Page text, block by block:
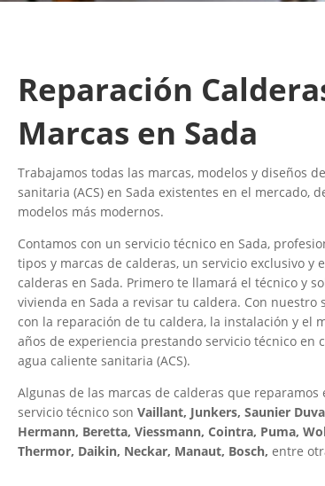
Reparación
Marcas en Sada
Trabajamos todas las marcas, modelos y diseños
sanitaria (ACS) en Sada existentes en el mercado,
modelos más modernos.
Contamos con un servicio técnico en Sada,
tipos y marcas de calderas, un servicio exclusivo y
calderas en Sada. Primero te llamará el técnico y
vivienda en Sada a revisar tu caldera. Con nuestro
con la reparación de tu caldera, la instalación y el
años de experiencia prestando servicio técnico en
agua caliente sanitaria (ACS).
Algunas de las marcas de calderas que
servicio técnico son Vaillant, Junkers, Saunier
Hermann, Beretta, Viessmann, Cointra, Puma,
Thermor, Daikin, Neckar, Manaut, Bosch, entre